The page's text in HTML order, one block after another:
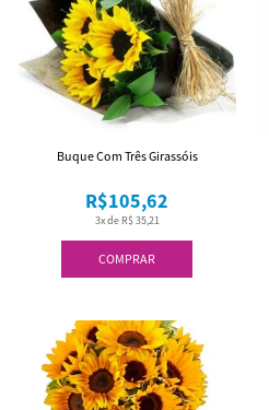
COMPRAR
3x de R$ 35,21
R$105,62
Buque Com Três Girassóis